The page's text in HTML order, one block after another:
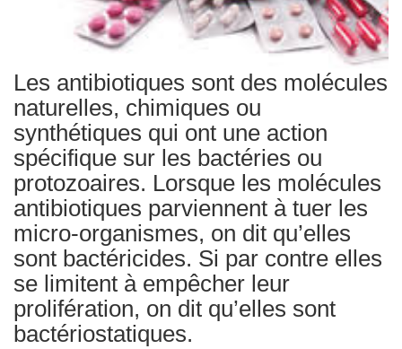
Les antibiotiques sont des molécules
naturelles, chimiques ou
synthétiques qui ont une action
spécifique sur les bactéries ou
protozoaires. Lorsque les molécules
antibiotiques parviennent à tuer les
micro-organismes, on dit qu’elles
sont bactéricides. Si par contre elles
se limitent à empêcher leur
prolifération, on dit qu’elles sont
bactériostatiques.